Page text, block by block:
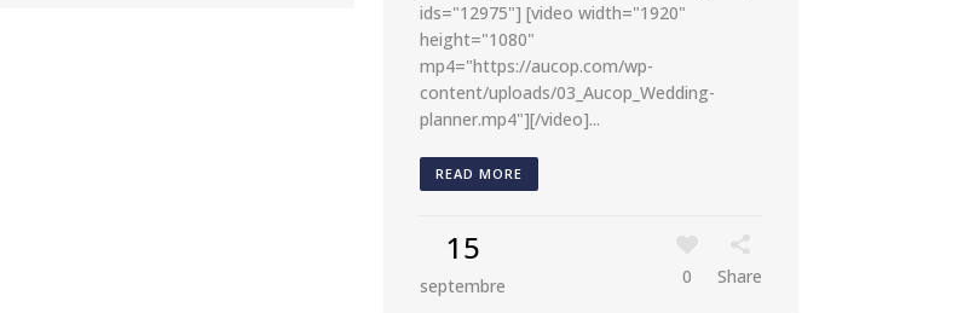
ids="12975"] [video width="1920"
height="1080"
mp4="https://aucop.com/wp-
content/uploads/03_Aucop_Wedding-
planner.mp4"][/video]...
READ MORE
15
septembre 0 Share